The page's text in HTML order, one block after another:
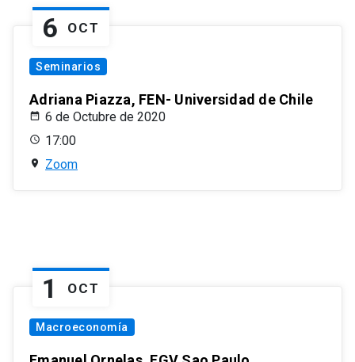
6 OCT
Seminarios
Adriana Piazza, FEN- Universidad de Chile
6 de Octubre de 2020
17:00
Zoom
1 OCT
Macroeconomía